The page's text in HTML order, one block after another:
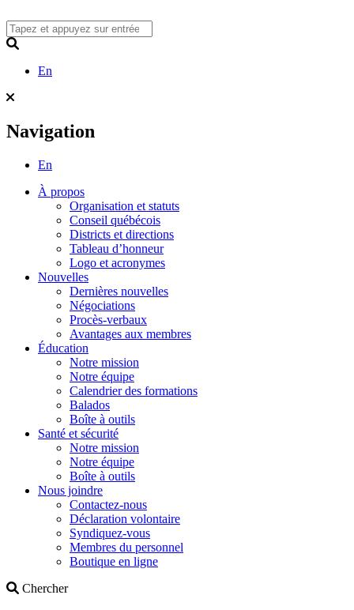
to
content
En
Navigation
En
À propos
Organisation et statuts
Conseil québécois
Districts et directions
Tableau d’honneur
Logo et acronymes
Nouvelles
Dernières nouvelles
Négociations
Procès-verbaux
Avantages aux membres
Éducation
Notre mission
Notre équipe
Calendrier des formations
Balados
Boîte à outils
Santé et sécurité
Notre mission
Notre équipe
Boîte à outils
Nous joindre
Contactez-nous
Déclaration volontaire
Syndiquez-vous
Membres du personnel
Boutique en ligne
ChercherSearch